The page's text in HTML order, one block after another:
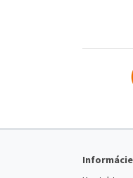
Informácie